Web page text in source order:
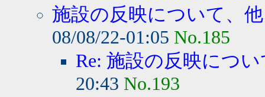
施設の反映について、他
08/08/22-01:05 No.185
Re: 施設の反映につ
20:43 No.193